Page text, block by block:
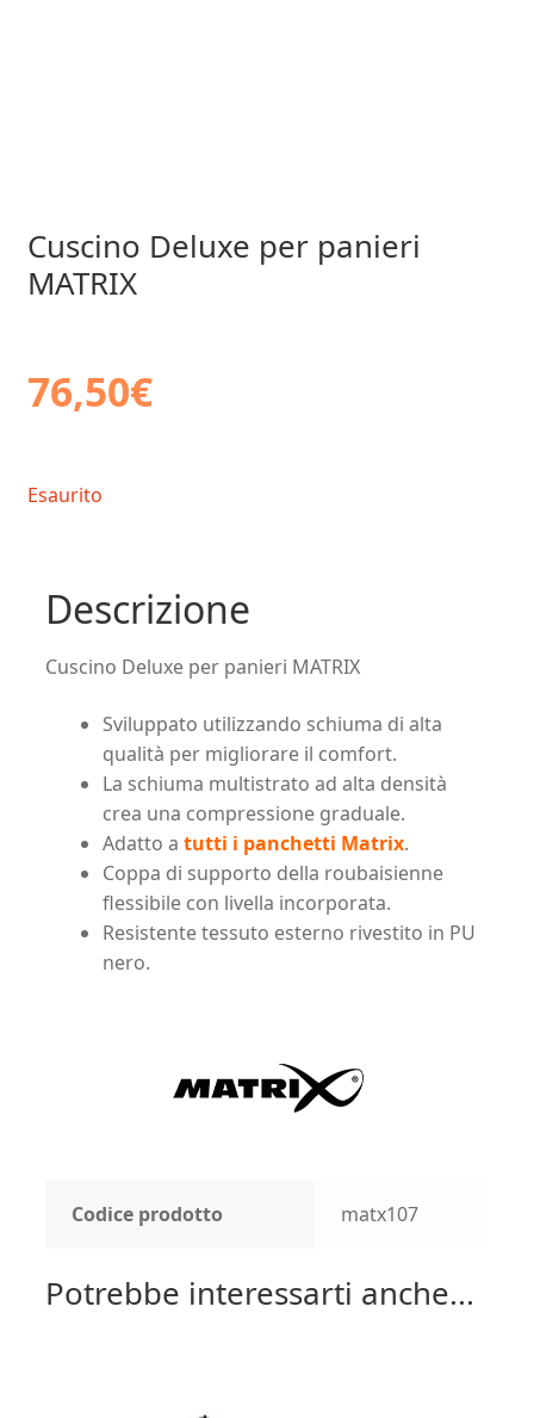
Cuscino Deluxe per panieri
MATRIX
76,50€
Esaurito
Descrizione
Cuscino Deluxe per panieri MATRIX
Sviluppato utilizzando schiuma di alta
qualità per migliorare il comfort.
La schiuma multistrato ad alta densità
crea una compressione graduale.
Adatto a tutti i panchetti Matrix.
Coppa di supporto della roubaisienne
flessibile con livella incorporata.
Resistente tessuto esterno rivestito in PU
nero.
Codice prodotto matx107
Potrebbe interessarti anche...